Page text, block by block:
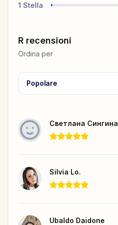
1 Stella
R recensioni
Ordina per
Popolare
Светлана Сингина
Silvia Lo.
Ubaldo Daidone